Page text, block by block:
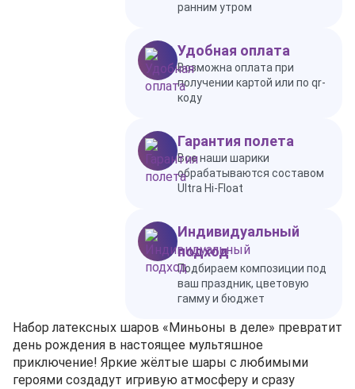
ранним утром
Удобная оплата
Возможна оплата при
получении картой или по qr-
коду
Гарантия полета
Все наши шарики
обрабатываются составом
Ultra Hi-Float
Индивидуальный
подход
Подбираем композиции под
ваш праздник, цветовую
гамму и бюджет
Набор латексных шаров «Миньоны в деле» превратит
день рождения в настоящее мультяшное
приключение! Яркие жёлтые шары с любимыми
героями создадут игривую атмосферу и сразу